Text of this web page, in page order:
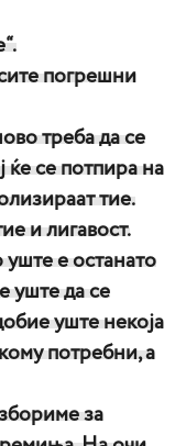
погрешни
треба да се
ќе се потпира на
тие.
и лигавост.
уште е останато
уште да се
уште некоја
потребни, а
за